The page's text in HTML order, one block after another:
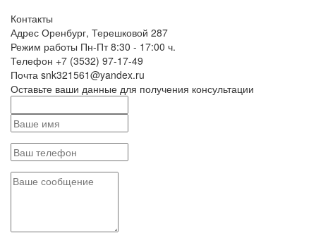
Контакты
Адрес Оренбург, Терешковой 287
Режим работы Пн-Пт 8:30 - 17:00 ч.
Телефон +7 (3532) 97-17-49
Почта snk321561@yandex.ru
Оставьте ваши данные для получения консультации